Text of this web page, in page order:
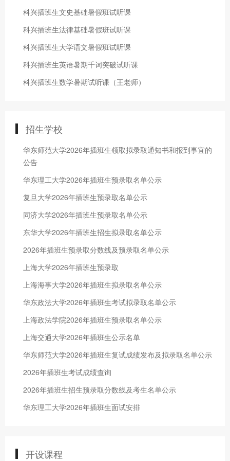
科兴插班生文史基础暑假班试听课
科兴插班生法律基础暑假班试听课
科兴插班生大学语文暑假班试听课
科兴插班生英语暑期千词突破试听课
科兴插班生数学暑期试听课（王老师）
招生学校
华东师范大学2026年插班生领取拟录取通知书和报到事宜的
公告
华东理工大学2026年插班生预录取名单公示
复旦大学2026年插班生预录取名单公示
同济大学2026年插班生预录取名单公示
东华大学2026年插班生招生拟录取名单公示
2026年插班生预录取分数线及预录取名单公示
上海大学2026年插班生预录取
上海海事大学2026年插班生拟录取名单公示
华东政法大学2026年插班生考试拟录取名单公示
上海政法学院2026年插班生预录取名单公示
上海交通大学2026年插班生公示名单
华东师范大学2026年插班生复试成绩发布及拟录取名单公示
2026年插班生考试成绩查询
2026年插班生招生预录取分数线及考生名单公示
华东理工大学2026年插班生面试安排
开设课程